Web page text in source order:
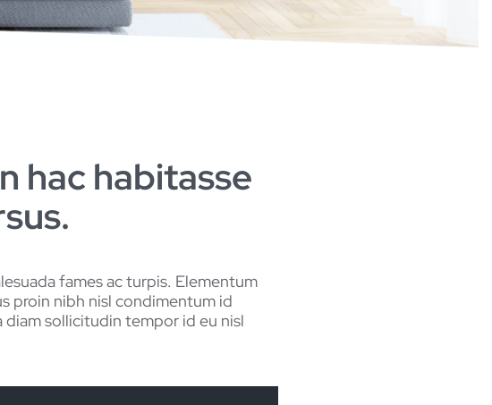
hac habitasse
fames ac turpis. Elementum
proin nibh nisl condimentum id
sollicitudin tempor id eu nisl